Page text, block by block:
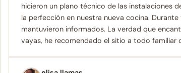
hicieron un plano técnico de las instalaciones
la perfección en nuestra nueva cocina.
mantuvieron informados. La verdad que
vayas, he recomendado el sitio a todo familiar